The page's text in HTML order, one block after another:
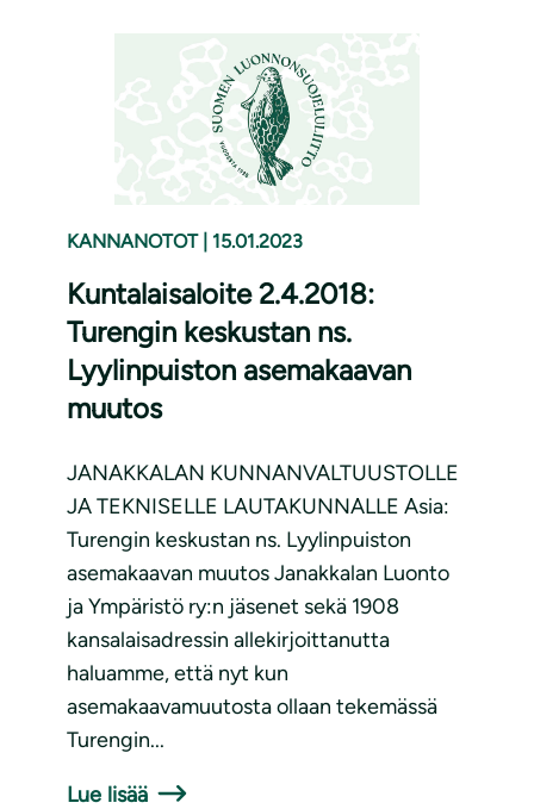
KANNANOTOT 15.01.2023
Kuntalaisaloite 2.4.2018:
Turengin keskustan ns.
Lyylinpuiston asemakaavan
muutos
JANAKKALAN KUNNANVALTUUSTOLLE
JA TEKNISELLE LAUTAKUNNALLE Asia:
Turengin keskustan ns. Lyylinpuiston
asemakaavan muutos Janakkalan Luonto
ja Ympäristö ry:n jäsenet sekä 1908
kansalaisadressin allekirjoittanutta
haluamme, että nyt kun
asemakaavamuutosta ollaan tekemässä
Turengin...
Lue lisää